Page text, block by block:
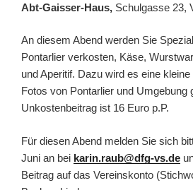
Abt-Gaisser-Haus, Schulgasse 23,
An diesem Abend werden Sie
Pontarlier verkosten, Käse,
und Aperitif. Dazu wird es eine
Fotos von Pontarlier und Umgebung
Unkostenbeitrag ist 16 Euro p.P.
Für diesen Abend melden Sie sich
Juni an bei karin.raub@dfg-vs.de
Beitrag auf das Vereinskonto